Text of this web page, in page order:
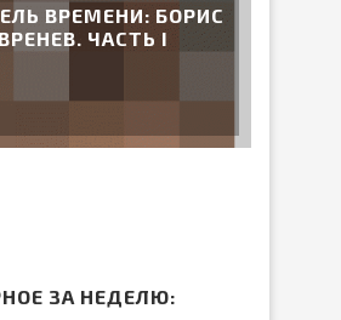
ВРЕМЕНИ: БОРИС
ЧАСТЬ I
ЗА НЕДЕЛЮ: